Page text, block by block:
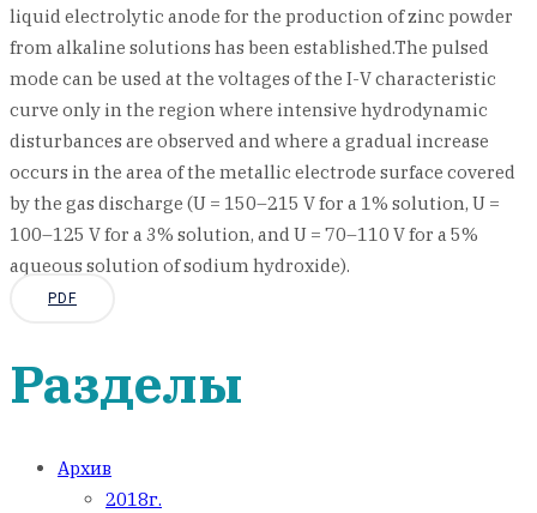
liquid electrolytic anode for the production of zinc powder
from alkaline solutions has been established.The pulsed
mode can be used at the voltages of the I-V characteristic
curve only in the region where intensive hydrodynamic
disturbances are observed and where a gradual increase
occurs in the area of the metallic electrode surface covered
by the gas discharge (U = 150–215 V for a 1% solution, U =
100–125 V for a 3% solution, and U = 70–110 V for a 5%
aqueous solution of sodium hydroxide).
PDF
Разделы
Архив
2018г.